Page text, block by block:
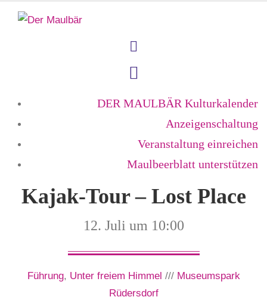
DER MAULBÄR Kulturkalender
Anzeigenschaltung
Veranstaltung einreichen
Maulbeerblatt unterstützen
Kajak-Tour – Lost Place
12. Juli um 10:00
Führung, Unter freiem Himmel /// Museumspark
Rüdersdorf